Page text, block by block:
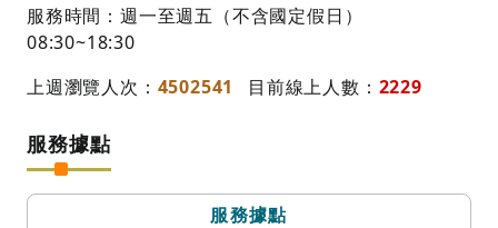
服務時間：週一至週五（不含國定假日）
08:30~18:30
上週瀏覽人次： 4502541 目前線上人數： 2229
服務據點
服務據點